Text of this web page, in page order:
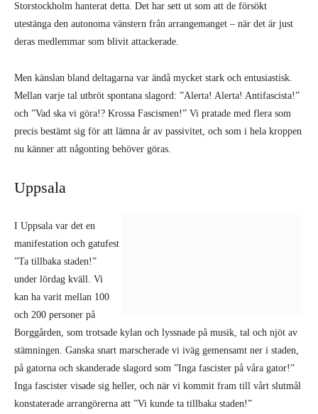
Storstockholm hanterat detta. Det har sett ut som att de försökt
utestänga den autonoma vänstern från arrangemanget – när det är just
deras medlemmar som blivit attackerade.
Men känslan bland deltagarna var ändå mycket stark och entusiastisk.
Mellan varje tal utbröt spontana slagord: ”Alerta! Alerta! Antifascista!”
och ”Vad ska vi göra!? Krossa Fascismen!” Vi pratade med flera som
precis bestämt sig för att lämna år av passivitet, och som i hela kroppen
nu känner att någonting behöver göras.
Uppsala
I Uppsala var det en
manifestation och gatufest
”Ta tillbaka staden!”
under lördag kväll. Vi
kan ha varit mellan 100
och 200 personer på
Borggården, som trotsade kylan och lyssnade på musik, tal och njöt av
stämningen. Ganska snart marscherade vi iväg gemensamt ner i staden,
på gatorna och skanderade slagord som ”Inga fascister på våra gator!”
Inga fascister visade sig heller, och när vi kommit fram till vårt slutmål
konstaterade arrangörerna att ”Vi kunde ta tillbaka staden!”